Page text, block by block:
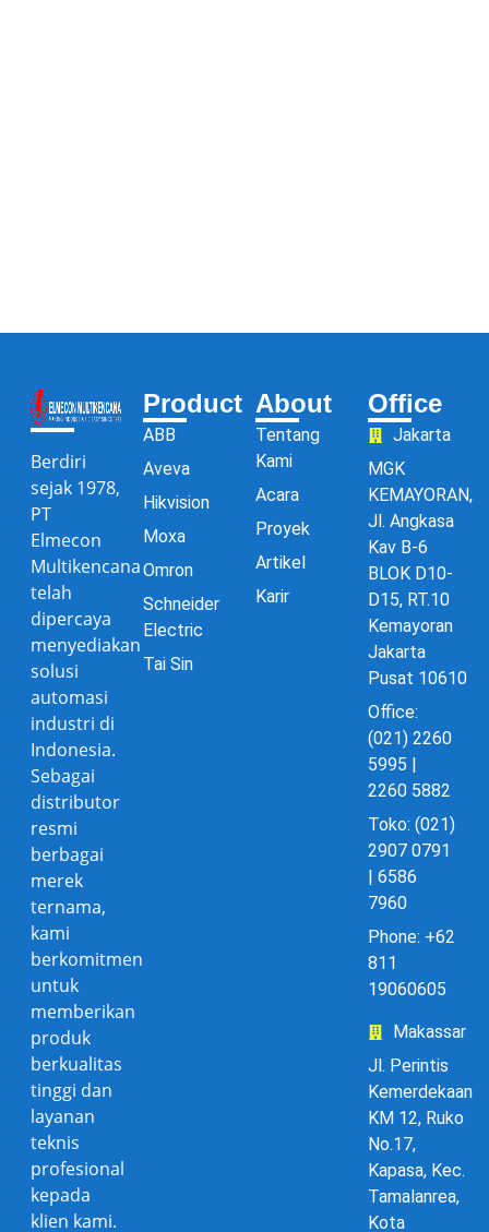
Berdiri
sejak 1978,
PT
Elmecon
Multikencana
telah
dipercaya
menyediakan
solusi
automasi
industri di
Indonesia.
Sebagai
distributor
resmi
berbagai
merek
ternama,
kami
berkomitmen
untuk
memberikan
produk
berkualitas
tinggi dan
layanan
teknis
profesional
kepada
klien kami.
Product
ABB
Aveva
Hikvision
Moxa
Omron
Schneider
Electric
Tai Sin
About
Tentang
Kami
Acara
Proyek
Artikel
Karir
Office
Jakarta
MGK
KEMAYORAN,
Jl. Angkasa
Kav B-6
BLOK D10-
D15, RT.10
Kemayoran
Jakarta
Pusat 10610
Office:
(021) 2260
5995 |
2260 5882
Toko: (021)
2907 0791
| 6586
7960
Phone: +62
811
19060605
Makassar
Jl. Perintis
Kemerdekaan
KM 12, Ruko
No.17,
Kapasa, Kec.
Tamalanrea,
Kota